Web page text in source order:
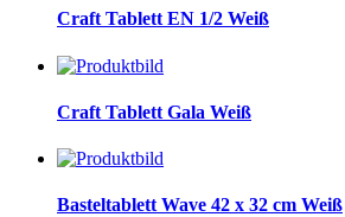
Craft Tablett EN 1/2 Weiß
Craft Tablett Gala Weiß
Basteltablett Wave 42 x 32 cm Weiß